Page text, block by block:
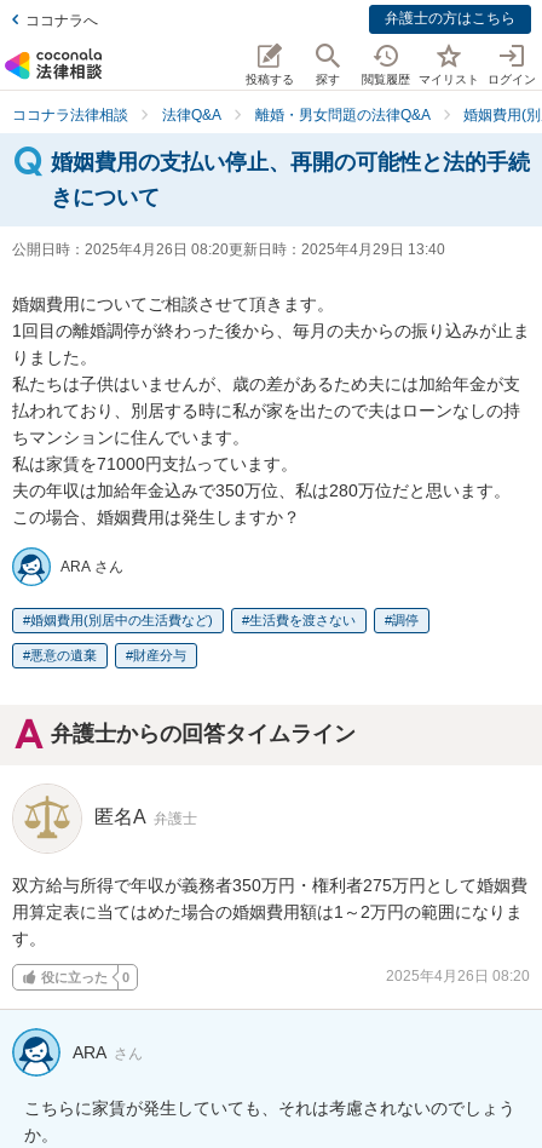
ココナラへ 弁護士の方はこちら
投稿する 探す 閲覧履歴 マイリスト ログイン
ココナラ法律相談 法律Q&A 離婚・男女問題の法律Q&A 婚姻費用(
婚姻費用の支払い停止、再開の可能性と法的手続
きについて
公開日時： 2025年4月26日 08:20更新日時： 2025年4月29日 13:40
婚姻費用についてご相談させて頂きます。
1回目の離婚調停が終わった後から、毎月の夫からの振り込みが止ま
りました。
私たちは子供はいませんが、歳の差があるため夫には加給年金が支
払われており、別居する時に私が家を出たので夫はローンなしの持
ちマンションに住んでいます。
私は家賃を71000円支払っています。
夫の年収は加給年金込みで350万位、私は280万位だと思います。
この場合、婚姻費用は発生しますか？
ARA さん
婚姻費用(別居中の生活費など) 生活費を渡さない 調停
悪意の遺棄 財産分与
弁護士からの回答タイムライン
匿名A 弁護士
双方給与所得で年収が義務者350万円・権利者275万円として婚姻費
用算定表に当てはめた場合の婚姻費用額は1～2万円の範囲になりま
す。
役に立った 0 2025年4月26日 08:20
ARA さん
こちらに家賃が発生していても、それは考慮されないのでしょう
か。